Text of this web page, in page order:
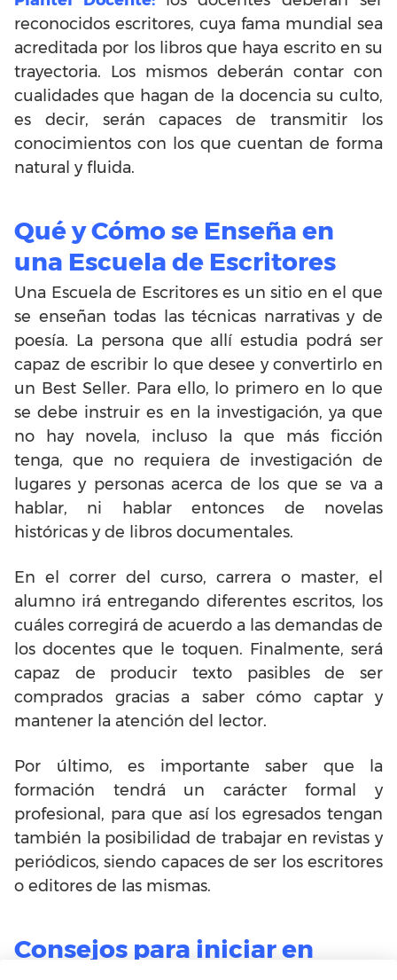
reconocidos escritores, cuya fama mundial sea
acreditada por los libros que haya escrito en su
trayectoria. Los mismos deberán contar con
cualidades que hagan de la docencia su culto,
es decir, serán capaces de transmitir los
conocimientos con los que cuentan de forma
natural y fluida.
Qué y Cómo se Enseña en
una Escuela de Escritores
Una Escuela de Escritores es un sitio en el que
se enseñan todas las técnicas narrativas y de
poesía. La persona que allí estudia podrá ser
capaz de escribir lo que desee y convertirlo en
un Best Seller. Para ello, lo primero en lo que
se debe instruir es en la investigación, ya que
no hay novela, incluso la que más ficción
tenga, que no requiera de investigación de
lugares y personas acerca de los que se va a
hablar, ni hablar entonces de novelas
históricas y de libros documentales.
En el correr del curso, carrera o master, el
alumno irá entregando diferentes escritos, los
cuáles corregirá de acuerdo a las demandas de
los docentes que le toquen. Finalmente, será
capaz de producir texto pasibles de ser
comprados gracias a saber cómo captar y
mantener la atención del lector.
Por último, es importante saber que la
formación tendrá un carácter formal y
profesional, para que así los egresados tengan
también la posibilidad de trabajar en revistas y
periódicos, siendo capaces de ser los escritores
o editores de las mismas.
Consejos para iniciar en